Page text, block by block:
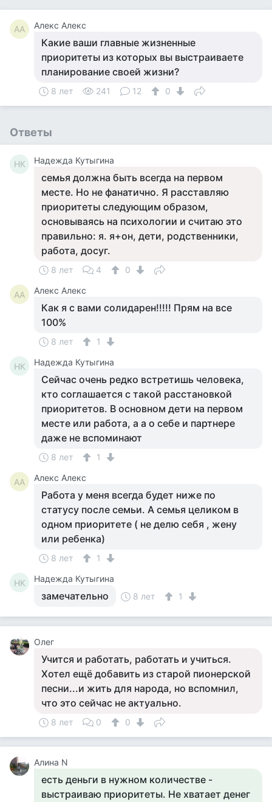
АА Алекс Алекс
Какие ваши главные жизненные
приоритеты из которых вы выстраиваете
планирование своей жизни?
8 лет 241 12 0
Ответы
НК Надежда Кутыгина
семья должна быть всегда на первом
месте. Но не фанатично. Я расставляю
приоритеты следующим образом,
основываясь на психологии и считаю это
правильно: я. я+он, дети, родственники,
работа, досуг.
8 лет 4 0
АА Алекс Алекс
Как я с вами солидарен!!!!! Прям на все
100%
8 лет 1
НК Надежда Кутыгина
Сейчас очень редко встретишь человека,
кто соглашается с такой расстановкой
приоритетов. В основном дети на первом
месте или работа, а а о себе и партнере
даже не вспоминают
8 лет 1
АА Алекс Алекс
Работа у меня всегда будет ниже по
статусу после семьи. А семья целиком в
одном приоритете ( не делю себя , жену
или ребенка)
8 лет 1
НК Надежда Кутыгина
замечательно 8 лет 1
Олег
Учится и работать, работать и учиться.
Хотел ещё добавить из старой пионерской
песни...и жить для народа, но вспомнил,
что это сейчас не актуально.
8 лет 0 0
Алина N
есть деньги в нужном количестве -
выстраиваю приоритеты. Не хватает денег